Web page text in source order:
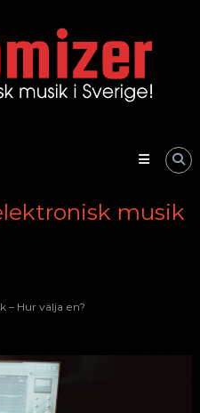
musik
– Hur välja en?